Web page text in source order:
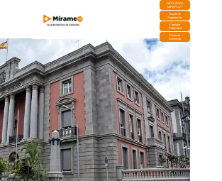
DESCARGA
MIRAPLAY
Buzón de
Sugerencias
Contratar
Publicidad
Contacto
Comercial